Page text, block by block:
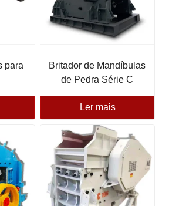
para
Britador de Mandíbulas
de Pedra Série C
Ler mais